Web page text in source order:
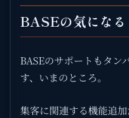
BASEの気になる
BASEのサポートもタン
す、いまのところ。
集客に関連する機能追